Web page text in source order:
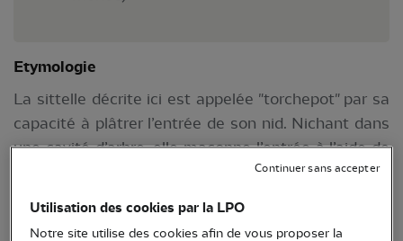
Etymologie
La sittelle décrite ici est appelée "torchepot" par sa
capacité à plâtrer l’entrée de son nid. Nichant dans
une cavité d’arbre, elle maçonne l’entrée à l’aide de
boulettes de boue. Le « pot » fait référence aux
d’un pot en terre cuite.
Utilisation des cookies par la LPO
Notre site utilise des cookies afin de vous proposer la
Continuer sans accepter